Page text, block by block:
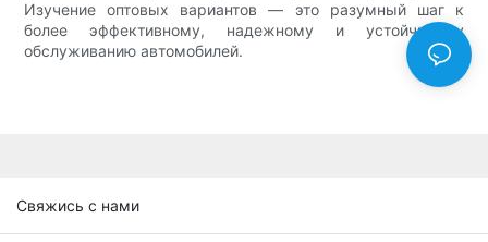
Изучение оптовых вариантов — это разумный шаг к
более эффективному, надежному и устойчивому
обслуживанию автомобилей.
Свяжись с нами